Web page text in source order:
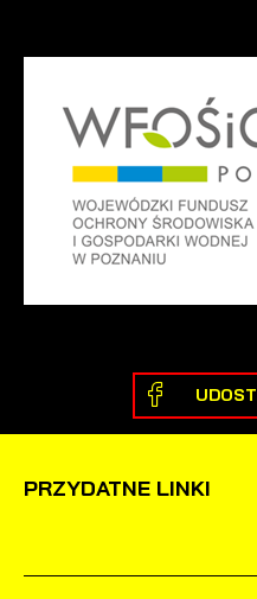
PRZYDATNE LINKI